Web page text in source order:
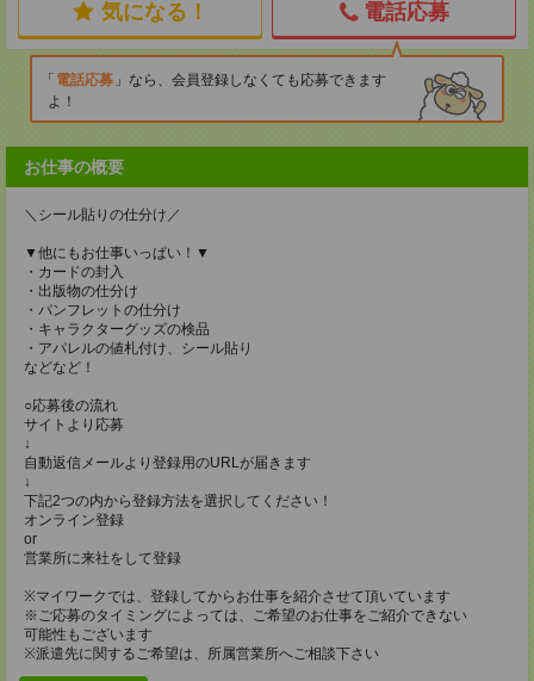
気になる！ 電話応募
電話応募
なら、会員登録しなくても応募できます
よ！
お仕事の概要
＼シール貼りの仕分け／
▼他にもお仕事いっぱい！▼
・カードの封入
・出版物の仕分け
・パンフレットの仕分け
・キャラクターグッズの検品
・アパレルの値札付け、シール貼り
などなど！
○応募後の流れ
サイトより応募
↓
自動返信メールより登録用のURLが届きます
↓
下記2つの内から登録方法を選択してください！
オンライン登録
or
営業所に来社をして登録
※マイワークでは、登録してからお仕事を紹介させて頂いています
※ご応募のタイミングによっては、ご希望のお仕事をご紹介できない
可能性もございます
※派遣先に関するご希望は、所属営業所へご相談下さい